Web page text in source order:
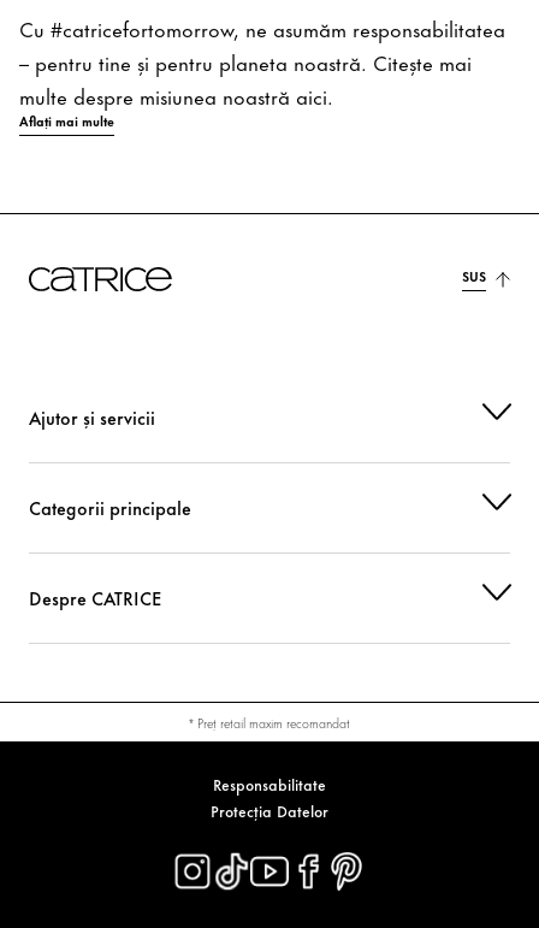
Cu #catricefortomorrow, ne asumăm responsabilitatea
– pentru tine și pentru planeta noastră. Citește mai
multe despre misiunea noastră aici.
Aflați mai multe
SUS
Ajutor și servicii
Categorii principale
Despre CATRICE
* Preț retail maxim recomandat
Responsabilitate
Protecția Datelor